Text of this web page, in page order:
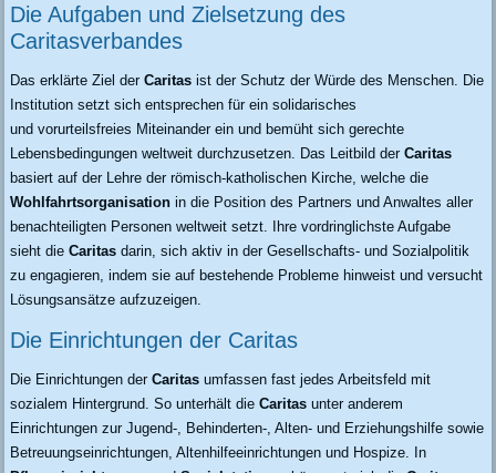
Die Aufgaben und Zielsetzung des
Caritasverbandes
Das erklärte Ziel derCaritas ist der Schutz der Würde des Menschen. Die
Institution setzt sich entsprechen für ein solidarisches
und vorurteilsfreies Miteinander ein und bemüht sich gerechte
Lebensbedingungen weltweit durchzusetzen. Das Leitbild derCaritas
basiert auf der Lehre der römisch-katholischen Kirche, welche die
Wohlfahrtsorganisation in die Position des Partners und Anwaltes aller
benachteiligten Personen weltweit setzt. Ihre vordringlichste Aufgabe
sieht dieCaritas darin, sich aktiv in der Gesellschafts- und Sozialpolitik
zu engagieren, indem sie auf bestehende Probleme hinweist und versucht
Lösungsansätze aufzuzeigen.
Die Einrichtungen der Caritas
Die Einrichtungen derCaritas umfassen fast jedes Arbeitsfeld mit
sozialem Hintergrund. So unterhält dieCaritas unter anderem
Einrichtungen zur Jugend-, Behinderten-, Alten- und Erziehungshilfe sowie
Betreuungseinrichtungen, Altenhilfeeinrichtungen und Hospize. In